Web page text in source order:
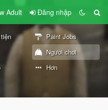
Adult Đăng nhập
Paint Jobs
Người chơi
Hơn